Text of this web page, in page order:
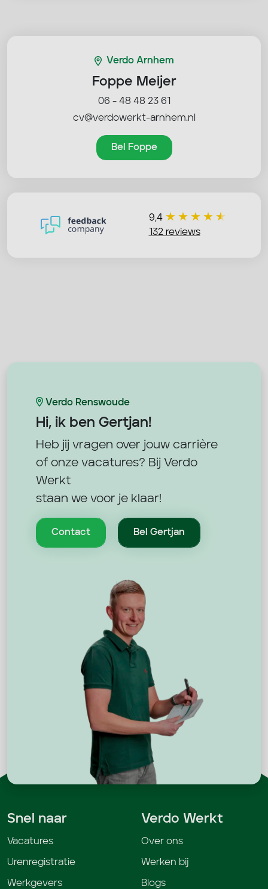
Verdo Arnhem
Foppe Meijer
06 - 48 48 23 61
cv@verdowerkt-arnhem.nl
Bel Foppe
9,4
132 reviews
Verdo Renswoude
Hi, ik ben Gertjan!
Heb jij vragen over jouw carrière
of onze vacatures? Bij Verdo
Werkt
staan we voor je klaar!
Contact Bel Gertjan
Snel naar
Vacatures
Urenregistratie
Werkgevers
Verdo Werkt
Over ons
Werken bij
Blogs